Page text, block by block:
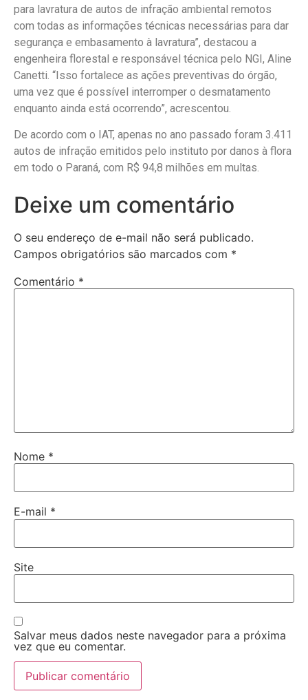
para lavratura de autos de infração ambiental remotos
com todas as informações técnicas necessárias para dar
segurança e embasamento à lavratura”, destacou a
engenheira florestal e responsável técnica pelo NGI, Aline
Canetti. “Isso fortalece as ações preventivas do órgão,
uma vez que é possível interromper o desmatamento
enquanto ainda está ocorrendo”, acrescentou.
De acordo com o IAT, apenas no ano passado foram 3.411
autos de infração emitidos pelo instituto por danos à flora
em todo o Paraná, com R$ 94,8 milhões em multas.
Deixe um comentário
O seu endereço de e-mail não será publicado.
Campos obrigatórios são marcados com *
Comentário *
Nome *
E-mail *
Site
Salvar meus dados neste navegador para a próxima
vez que eu comentar.